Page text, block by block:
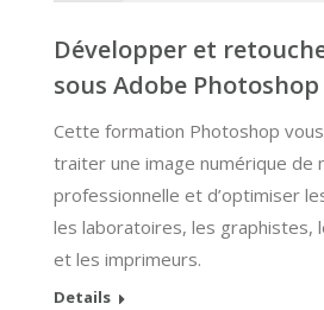
Développer et
sous Adobe Photoshop
Cette formation Photoshop
traiter une image numérique de
professionnelle et d’optimiser
les laboratoires, les graphistes,
et les imprimeurs.
Details